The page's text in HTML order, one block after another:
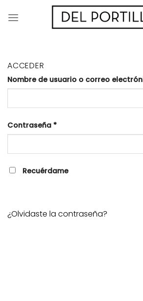
ACCEDER
Nombre de usuario o correo
Contraseña *
Recuérdame
¿Olvidaste la contraseña?